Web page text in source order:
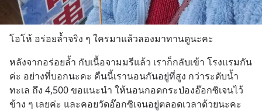
โอโห้ อร่อยล้ำจริง ๆ ใครมาแล้วลองมาทานดูนะคะ
หลังจากอร่อยล้ำ กับเนื้อจามมรีแล้ว เราก็กลับเข้า โรงแรมกัน
ค่ะ อย่างที่บอกนะคะ คืนนี้เรานอนกันอยู่ที่สูง กว่าระดับน้ำ
ทะเล ถึง 4,500 ขอแนะนำ ให้นอนกอดกระป่องอ๊อกซิเจนไว้
ข้าง ๆ เลยค่ะ และคอยวัดอ๊อกซิเจนอยู่ตลอดเวลาด้วยนะคะ